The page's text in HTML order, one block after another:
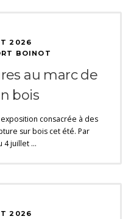
2026
BOINOT
au marc de
bois
consacrée à des
sur bois cet été. Par
4 juillet …
2026